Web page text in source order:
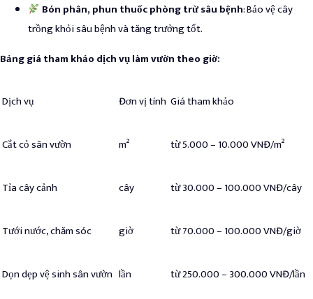
Bón phân, phun thuốc phòng trừ sâu bệnh: Bảo vệ cây
trồng khỏi sâu bệnh và tăng trưởng tốt.
Bảng giá tham khảo dịch vụ làm vườn theo giờ:
Dịch vụ Đơn vị tính Giá tham khảo
Cắt cỏ sân vườn m² từ 5.000 – 10.000 VNĐ/m²
Tỉa cây cảnh cây từ 30.000 – 100.000 VNĐ/cây
Tưới nước, chăm sóc giờ từ 70.000 – 100.000 VNĐ/giờ
Dọn dẹp vệ sinh sân vườn lần từ 250.000 – 300.000 VNĐ/lần